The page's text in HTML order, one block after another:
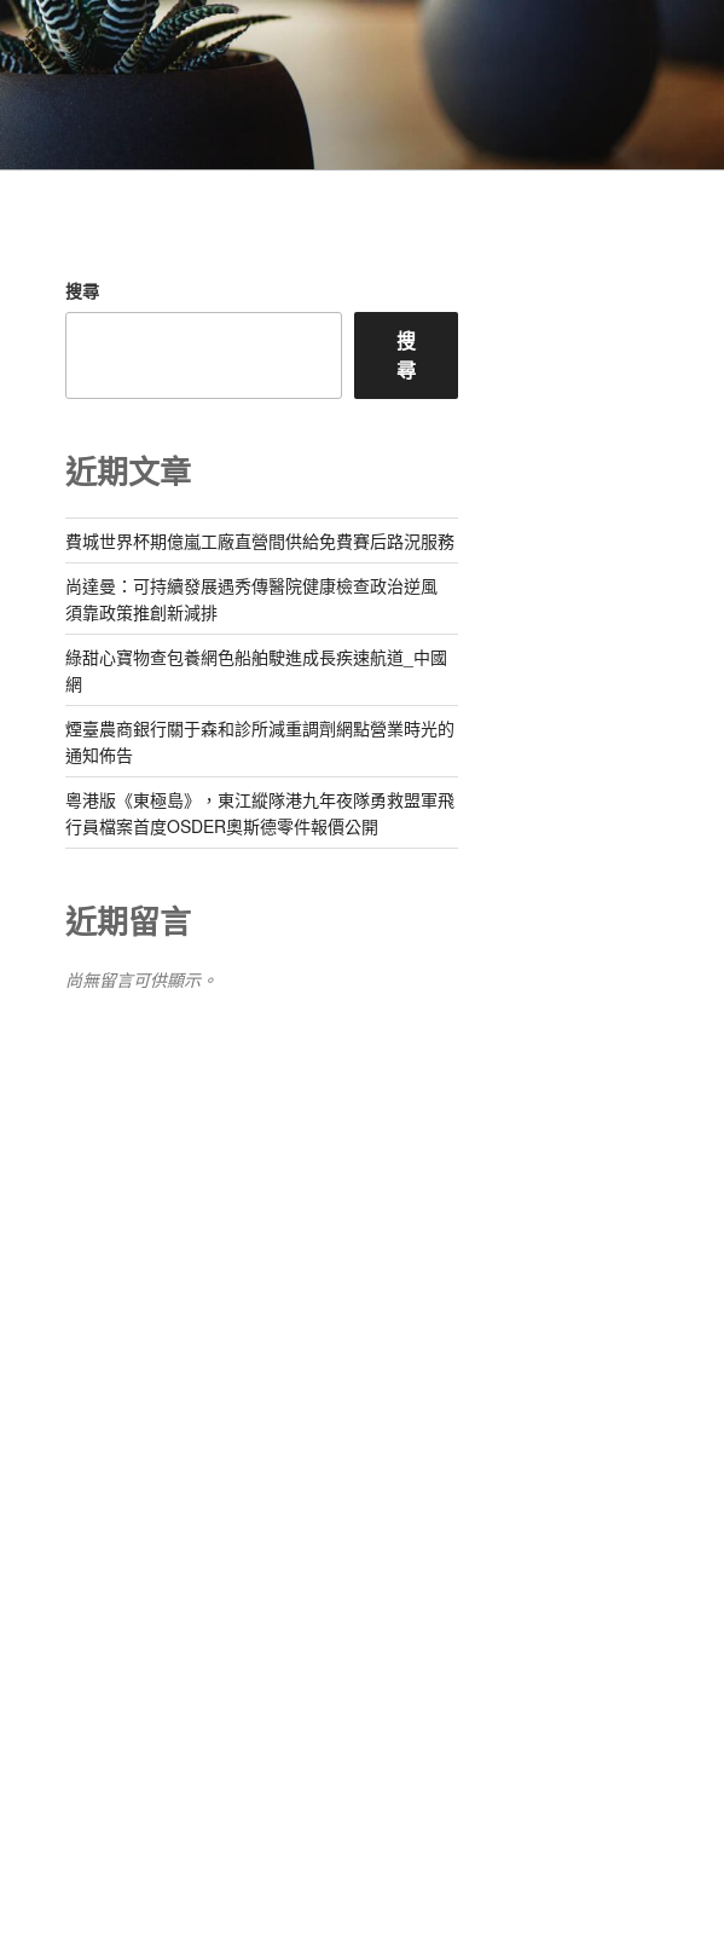
搜尋
搜
尋
近期文章
費城世界杯期億嵐工廠直營間供給免費賽后路況服務
尚達曼：可持續發展遇秀傳醫院健康檢查政治逆風
須靠政策推創新減排
綠甜心寶物查包養網色船舶駛進成長疾速航道_中國
網
煙臺農商銀行關于森和診所減重調劑網點營業時光的
通知佈告
粵港版《東極島》，東江縱隊港九年夜隊勇救盟軍飛
行員檔案首度OSDER奧斯德零件報價公開
近期留言
尚無留言可供顯示。